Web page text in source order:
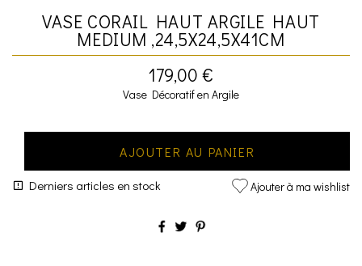
VASE CORAIL HAUT ARGILE HAUT
MEDIUM ,24,5X24,5X41CM
179,00 €
Vase Décoratif en Argile
AJOUTER AU PANIER
Derniers articles en stock Ajouter à ma wishlist